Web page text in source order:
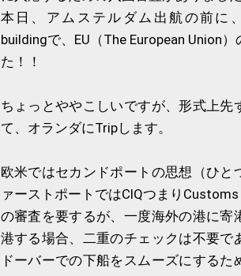
本日、アムステルダム出航の前に
buildingで、EU（The European Union
た！！
ちょっとややこしいですが、形式上先
て、オランダにTripします。
欧米ではセカンドポートの思想（ひと
ァーストポートではCIQつまり
の審査を要するが、一度海外の港に寄
港する場合、二重のチェックは不要で
ドーバーでの下船をスムーズにする